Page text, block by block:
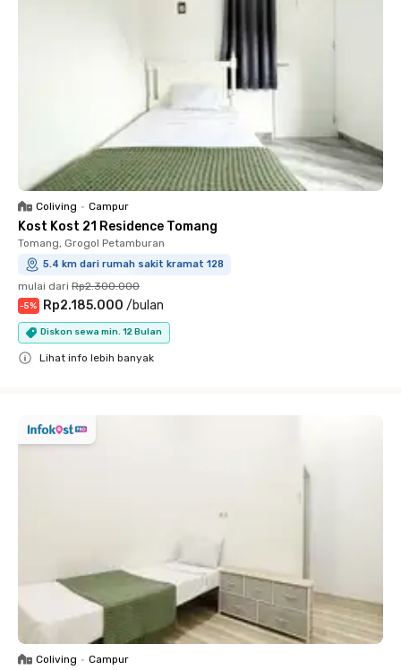
Coliving • Campur
Kost Kost 21 Residence Tomang
Tomang, Grogol Petamburan
5.4 km dari rumah sakit kramat 128
mulai dari Rp2.300.000
-5% Rp2.185.000 /bulan
Diskon sewa min. 12 Bulan
Lihat info lebih banyak
Coliving • Campur